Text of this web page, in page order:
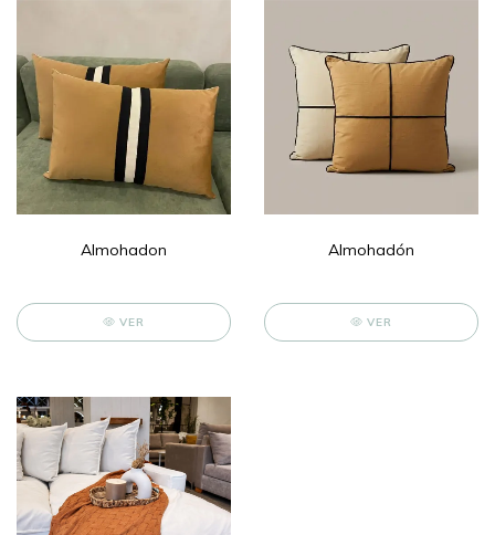
Almohadon
VER
Almohadón
VER